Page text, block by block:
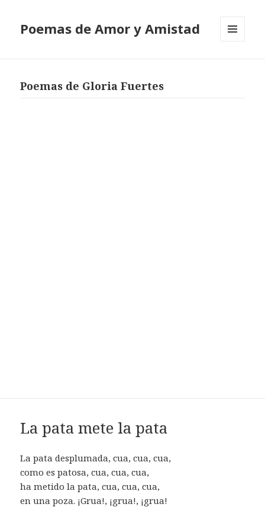
Poemas de Amor y Amistad
Poemas de Gloria Fuertes
La pata mete la pata
La pata desplumada, cua, cua, cua,
como es patosa, cua, cua, cua,
ha metido la pata, cua, cua, cua,
en una poza. ¡Grua!, ¡grua!, ¡grua!